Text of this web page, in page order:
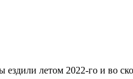
ездили летом 2022-го и во